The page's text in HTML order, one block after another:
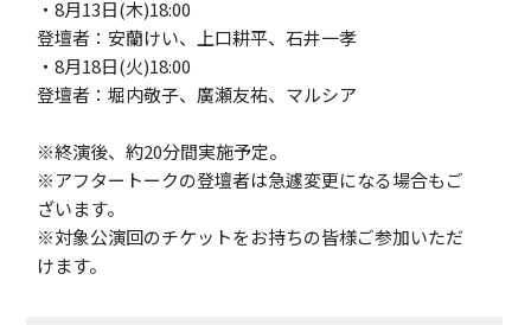
・8月13日(木)18:00
登壇者：安蘭けい、上口耕平、石井一孝
・8月18日(火)18:00
登壇者：堀内敬子、廣瀬友祐、マルシア
※終演後、約20分間実施予定。
※アフタートークの登壇者は急遽変更になる場合もご
ざいます。
※対象公演回のチケットをお持ちの皆様ご参加いただ
けます。